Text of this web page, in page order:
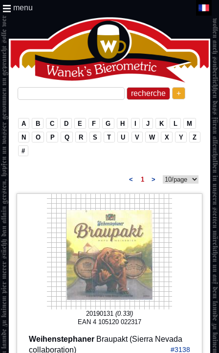
+
menu
A B C D E F G H I J K L
M
N
O P Q R S T U V W X Y
Z
#
< 1 >
20190131 (0.33l)
EAN 4 105120 022317
Weihenstephaner Braupakt (Sierra Nevada
collaboration)
#3138